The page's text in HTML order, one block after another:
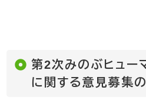
第2次みのぶヒュー
に関する意見募集